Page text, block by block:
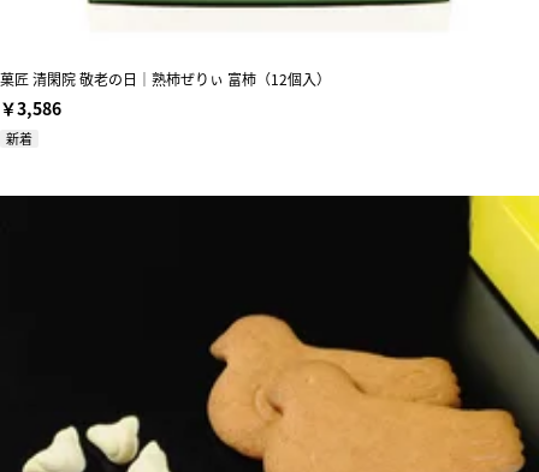
菓匠 清閑院 敬老の日｜熟柿ぜりぃ 富柿（12個入）
￥3,586
新着